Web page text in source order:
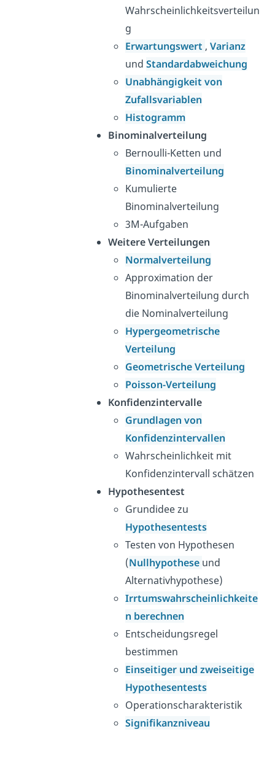
Wahrscheinlichkeitsverteilun
g
Erwartungswert ,Varianz
undStandardabweichung
Unabhängigkeit von
Zufallsvariablen
Histogramm
Binominalverteilung
Bernoulli-Ketten und
Binominalverteilung
Kumulierte
Binominalverteilung
3M-Aufgaben
Weitere Verteilungen
Normalverteilung
Approximation der
Binominalverteilung durch
die Nominalverteilung
Hypergeometrische
Verteilung
Geometrische Verteilung
Poisson-Verteilung
Konfidenzintervalle
Grundlagen von
Konfidenzintervallen
Wahrscheinlichkeit mit
Konfidenzintervall schätzen
Hypothesentest
Grundidee zu
Hypothesentests
Testen von Hypothesen
(Nullhypothese und
Alternativhypothese)
Irrtumswahrscheinlichkeite
n berechnen
Entscheidungsregel
bestimmen
Einseitiger und zweiseitige
Hypothesentests
Operationscharakteristik
Signifikanzniveau